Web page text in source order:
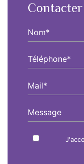
Nom*
Téléphone*
Mail*
Message